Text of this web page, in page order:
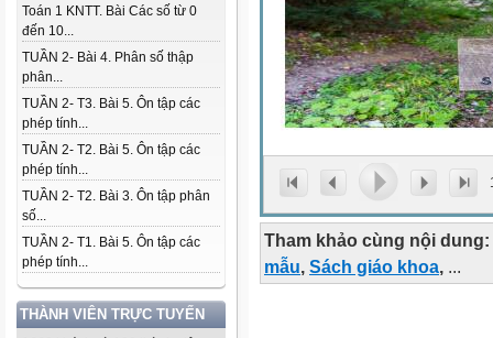
Toán 1 KNTT. Bài Các số từ 0
đến 10...
TUẦN 2- Bài 4. Phân số thập
phân...
TUẦN 2- T3. Bài 5. Ôn tập các
phép tính...
TUẦN 2- T2. Bài 5. Ôn tập các
phép tính...
TUẦN 2- T2. Bài 3. Ôn tập phân
số...
TUẦN 2- T1. Bài 5. Ôn tập các
phép tính...
THÀNH VIÊN TRỰC TUYẾN
Tham khảo cùng nội dung:
mẫu, Sách giáo khoa, ...